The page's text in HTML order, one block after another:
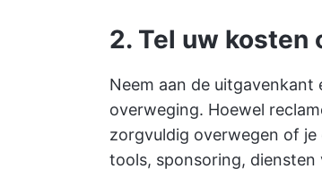
2. Tel uw kosten
Neem aan de
overweging. Hoewel
zorgvuldig overwegen of
tools, sponsoring, diensten